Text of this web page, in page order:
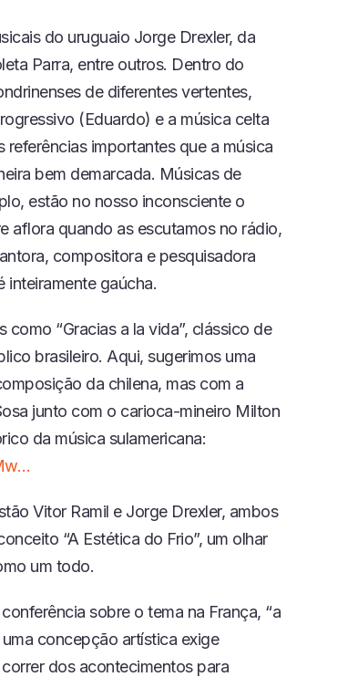
do uruguaio Jorge Drexler, da
Parra, entre outros. Dentro do
de diferentes vertentes,
(Eduardo) e a música celta
referências importantes que a música
bem demarcada. Músicas de
estão no nosso inconsciente o
aflora quando as escutamos no rádio,
compositora e pesquisadora
inteiramente gaúcha.
“Gracias a la vida”, clássico de
brasileiro. Aqui, sugerimos uma
da chilena, mas com a
junto com o carioca-mineiro Milton
da música sulamericana:
Vitor Ramil e Jorge Drexler, ambos
“A Estética do Frio”, um olhar
um todo.
sobre o tema na França, “a
concepção artística exige
dos acontecimentos para